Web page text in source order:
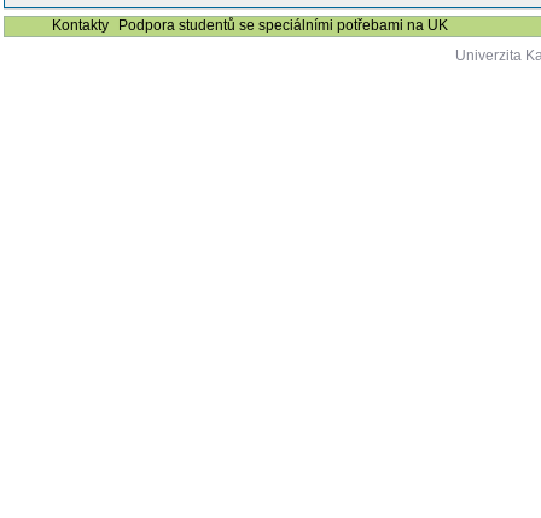
Kontakty
Podpora studentů se speciálními potřebami na UK
Univerzita